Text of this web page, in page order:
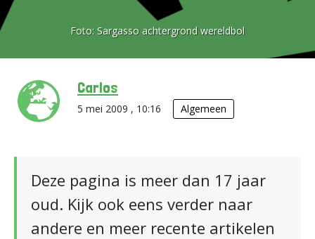
Foto: Sargasso achtergrond wereldbol
Carlos
5 mei 2009 , 10:16 Algemeen
Deze pagina is meer dan 17 jaar
oud. Kijk ook eens verder naar
andere en meer recente artikelen